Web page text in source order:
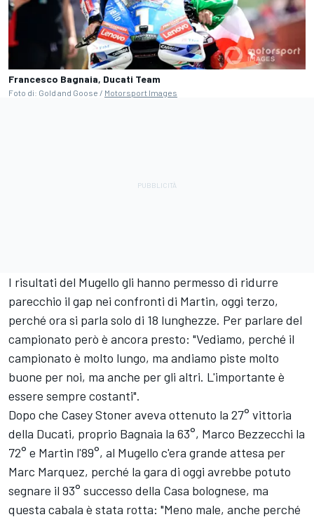
Francesco Bagnaia, Ducati Team
Foto di: Gold and Goose / Motorsport Images
I risultati del Mugello gli hanno permesso di ridurre
parecchio il gap nei confronti di Martin, oggi terzo,
perché ora si parla solo di 18 lunghezze. Per parlare del
campionato però è ancora presto: "Vediamo, perché il
campionato è molto lungo, ma andiamo piste molto
buone per noi, ma anche per gli altri. L'importante è
essere sempre costanti".
Dopo che Casey Stoner aveva ottenuto la 27° vittoria
della Ducati, proprio Bagnaia la 63°, Marco Bezzecchi la
72° e Martin l'89°, al Mugello c'era grande attesa per
Marc Marquez, perché la gara di oggi avrebbe potuto
segnare il 93° successo della Casa bolognese, ma
questa cabala è stata rotta: "Meno male, anche perché